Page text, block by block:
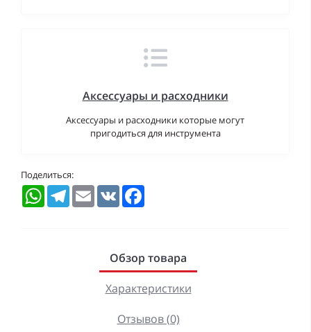
Аксессуары и расходники
Аксессуары и расходники которые могут
пригодиться для инструмента
Поделиться:
WhatsAppTelegramEmail VK
Обзор товара
Характеристики
Отзывов (0)